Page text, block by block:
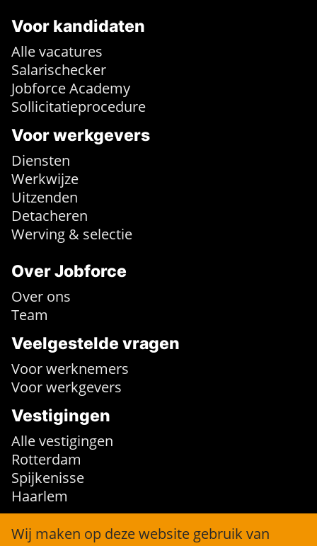
Voor kandidaten
Alle vacatures
Salarischecker
Jobforce Academy
Sollicitatieprocedure
Voor werkgevers
Diensten
Werkwijze
Uitzenden
Detacheren
Werving & selectie
Over Jobforce
Over ons
Team
Veelgestelde vragen
Voor werknemers
Voor werkgevers
Vestigingen
Alle vestigingen
Rotterdam
Spijkenisse
Haarlem
Contact
Wij maken op deze website gebruik van